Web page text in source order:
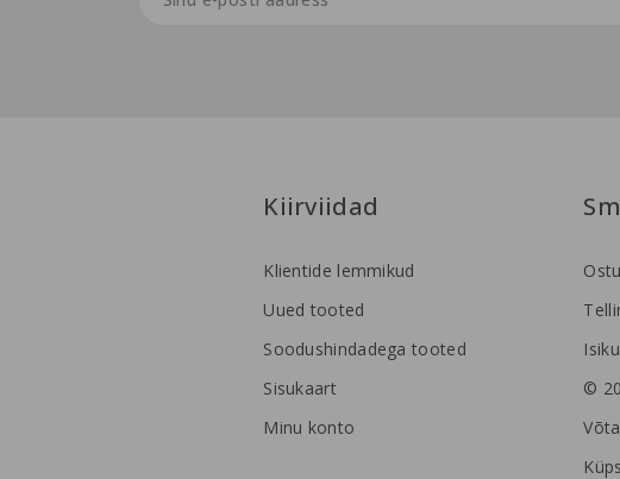
©
Kiirviidad
Klientide lemmikud
Uued tooted
Soodushindadega tooted
Sisukaart
Minu konto